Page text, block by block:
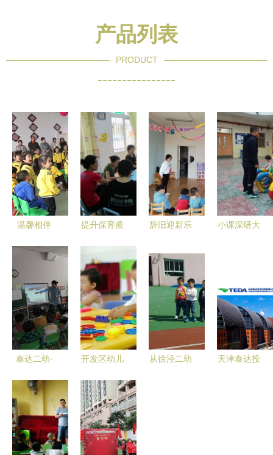
产品列表
PRODUCT
----------------
温馨相伴
——高碑店
市二幼中班
家长开放日
活动纪实
提升保育质
康成长——
三钢二幼携
手泰达二幼
开展保育员
经验交流培
训
辞旧迎新乐
童趣绘新年
——高丽营
二幼与泰达
二幼元旦活
小课深研大
泰达二幼·
日开放课活
动记录
（2012年
下半年）
开发区幼儿
啦！泰达二
幼在线报名
入口在这里
从徐泾二幼
天津泰达投